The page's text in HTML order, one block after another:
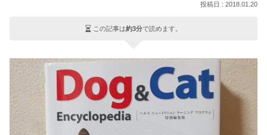
2018.01.20
この記事は約3分で読めます。